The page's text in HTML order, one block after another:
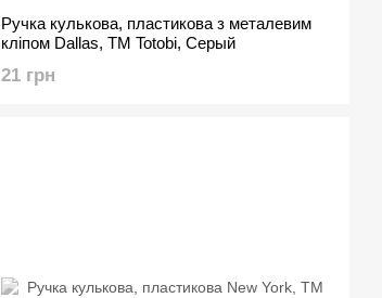
Ручка кулькова, пластикова з металевим
кліпом Dallas, ТМ Totobi, Серый
21 грн